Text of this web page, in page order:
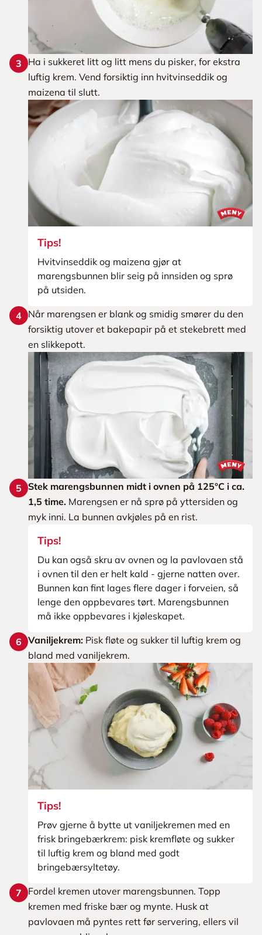
3
Ha i sukkeret litt og litt mens du pisker, for ekstra
luftig krem. Vend forsiktig inn hvitvinseddik og
maizena til slutt.
Tips!
Hvitvinseddik og maizena gjør at
marengsbunnen blir seig på innsiden og sprø
på utsiden.
4 Når marengsen er blank og smidig smører du den
forsiktig utover et bakepapir på et stekebrett med
en slikkepott.
5 Stek marengsbunnen midt i ovnen på 125°C i ca.
1,5 time. Marengsen er nå sprø på yttersiden og
myk inni. La bunnen avkjøles på en rist.
Tips!
Du kan også skru av ovnen og la pavlovaen stå
i ovnen til den er helt kald - gjerne natten over.
Bunnen kan fint lages flere dager i forveien, så
lenge den oppbevares tørt. Marengsbunnen
må ikke oppbevares i kjøleskapet.
6 Vaniljekrem: Pisk fløte og sukker til luftig krem og
bland med vaniljekrem.
Tips!
Prøv gjerne å bytte ut vaniljekremen med en
frisk bringebærkrem: pisk kremfløte og sukker
til luftig krem og bland med godt
bringebærsyltetøy.
7
Fordel kremen utover marengsbunnen. Topp
kremen med friske bær og mynte. Husk at
pavlovaen må pyntes rett før servering, ellers vil